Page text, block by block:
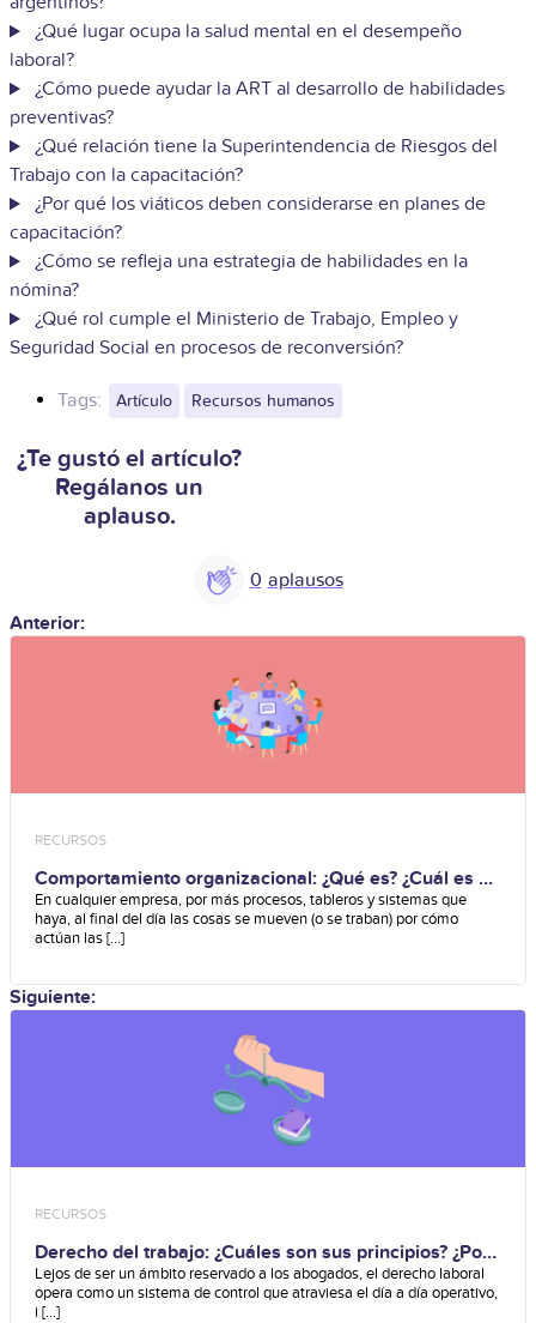
¿Qué lugar ocupa la salud mental en el desempeño
laboral?
¿Cómo puede ayudar la ART al desarrollo de habilidades
preventivas?
¿Qué relación tiene la Superintendencia de Riesgos del
Trabajo con la capacitación?
¿Por qué los viáticos deben considerarse en planes de
capacitación?
¿Cómo se refleja una estrategia de habilidades en la
nómina?
¿Qué rol cumple el Ministerio de Trabajo, Empleo y
Seguridad Social en procesos de reconversión?
Tags: Artículo Recursos humanos
¿Te gustó el artículo?
Regálanos un
aplauso.
0
Anterior:
RECURSOS
Comportamiento organizacional: ¿Qué es? ¿Cuál es su
objetivo?
En cualquier empresa, por más procesos, tableros y sistemas que
haya, al final del día las cosas se mueven (o se traban) por cómo
actúan las [...]
Siguiente:
RECURSOS
Derecho del trabajo: ¿Cuáles son sus principios? ¿Por
qué es importante?
Lejos de ser un ámbito reservado a los abogados, el derecho laboral
opera como un sistema de control que atraviesa el día a día operativo,
i [...]